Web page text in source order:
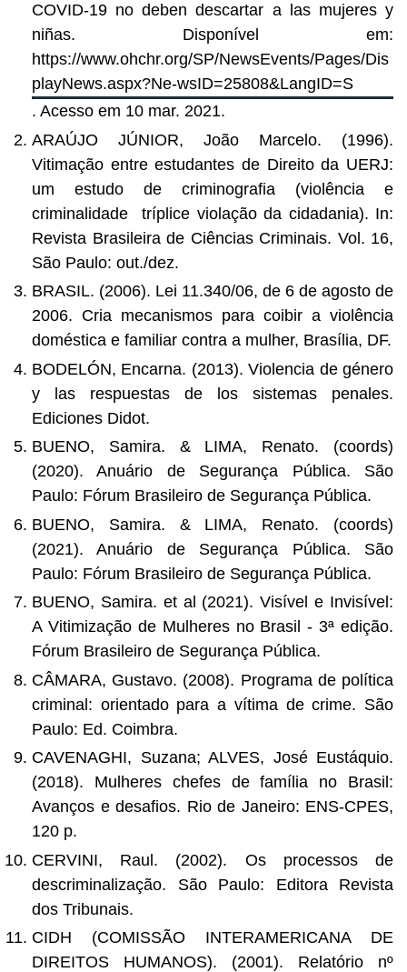
COVID-19 no deben descartar a las mujeres y
niñas. Disponível em:
https://www.ohchr.org/SP/NewsEvents/Pages/Dis
playNews.aspx?Ne-wsID=25808&LangID=S
. Acesso em 10 mar. 2021.
ARAÚJO JÚNIOR, João Marcelo. (1996).
Vitimação entre estudantes de Direito da UERJ:
um estudo de criminografia (violência e
criminalidade ­ tríplice violação da cidadania). In:
Revista Brasileira de Ciências Criminais. Vol. 16,
São Paulo: out./dez.
BRASIL. (2006). Lei 11.340/06, de 6 de agosto de
2006. Cria mecanismos para coibir a violência
doméstica e familiar contra a mulher, Brasília, DF.
BODELÓN, Encarna. (2013). Violencia de género
y las respuestas de los sistemas penales.
Ediciones Didot.
BUENO, Samira. & LIMA, Renato. (coords)
(2020). Anuário de Segurança Pública. São
Paulo: Fórum Brasileiro de Segurança Pública.
BUENO, Samira. & LIMA, Renato. (coords)
(2021). Anuário de Segurança Pública. São
Paulo: Fórum Brasileiro de Segurança Pública.
BUENO, Samira. et al (2021). Visível e Invisível:
A Vitimização de Mulheres no Brasil - 3ª edição.
Fórum Brasileiro de Segurança Pública.
CÂMARA, Gustavo. (2008). Programa de política
criminal: orientado para a vítima de crime. São
Paulo: Ed. Coimbra.
CAVENAGHI, Suzana; ALVES, José Eustáquio.
(2018). Mulheres chefes de família no Brasil:
Avanços e desafios. Rio de Janeiro: ENS-CPES,
120 p.
CERVINI, Raul. (2002). Os processos de
descriminalização. São Paulo: Editora Revista
dos Tribunais.
CIDH (COMISSÃO INTERAMERICANA DE
DIREITOS HUMANOS). (2001). Relatório nº